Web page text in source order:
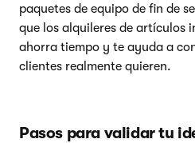
paquetes de equipo de fin de
que los alquileres de artículos
ahorra tiempo y te ayuda a
clientes realmente quieren.
Pasos para validar tu